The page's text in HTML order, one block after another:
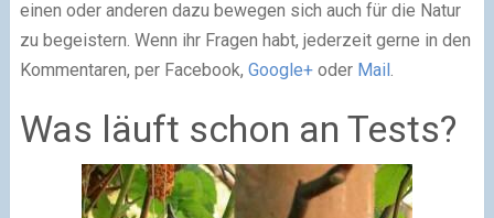
einen oder anderen dazu bewegen sich auch für die Natur
zu begeistern. Wenn ihr Fragen habt, jederzeit gerne in den
Kommentaren, per Facebook, Google+oder Mail.
Was läuft schon an Tests?